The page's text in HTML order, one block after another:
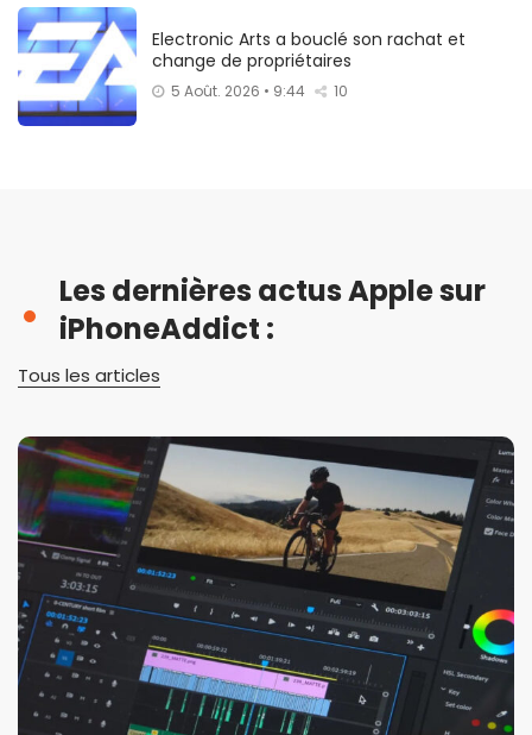
Electronic Arts a bouclé son rachat et
change de propriétaires
5 Août. 2026 • 9:44 10
Les dernières actus Apple sur
iPhoneAddict :
Tous les articles